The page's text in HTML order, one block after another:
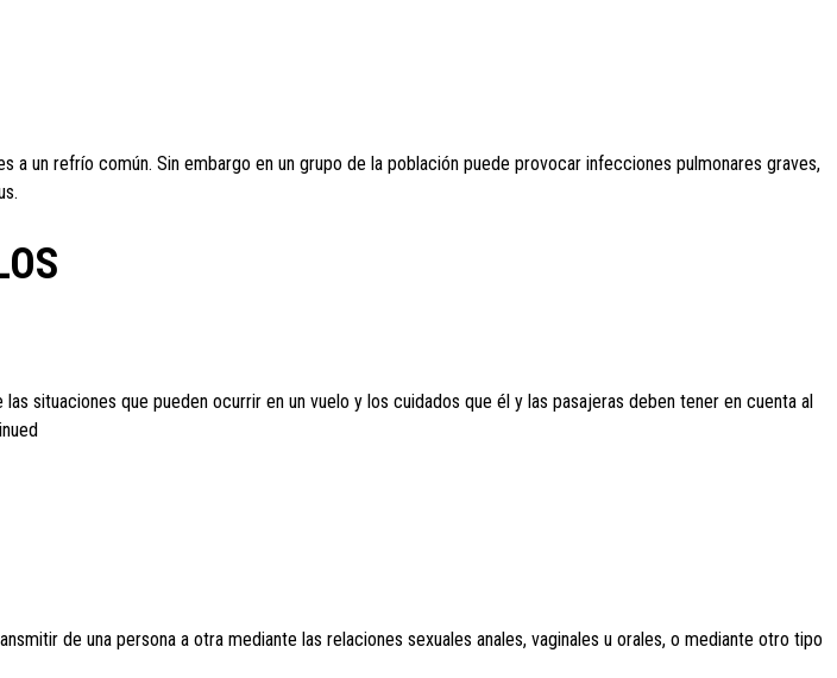
un refrío común. Sin embargo en un grupo de la población puede provocar infecciones pulmonares graves,
situaciones que pueden ocurrir en un vuelo y los cuidados que él y las pasajeras deben tener en cuenta al
de una persona a otra mediante las relaciones sexuales anales, vaginales u orales, o mediante otro tipo